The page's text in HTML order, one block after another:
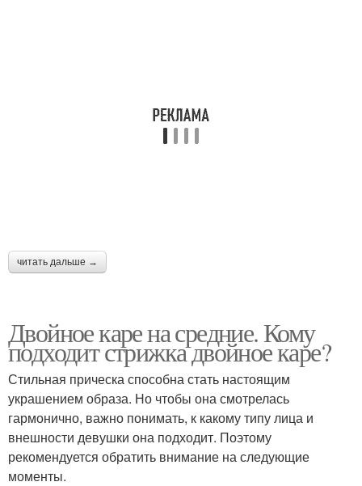
читать дальше →
Двойное каре на средние. Кому
подходит стрижка двойное каре?
Стильная прическа способна стать настоящим
украшением образа. Но чтобы она смотрелась
гармонично, важно понимать, к какому типу лица и
внешности девушки она подходит. Поэтому
рекомендуется обратить внимание на следующие
моменты.